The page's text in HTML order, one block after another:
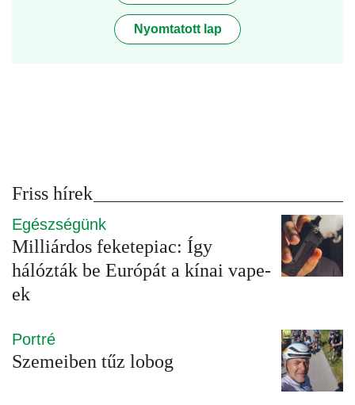
Nyomtatott lap
Friss hírek
Egészségünk
Milliárdos feketepiac: Így
hálózták be Európát a kínai vape-
ek
Portré
Szemeiben tűz lobog